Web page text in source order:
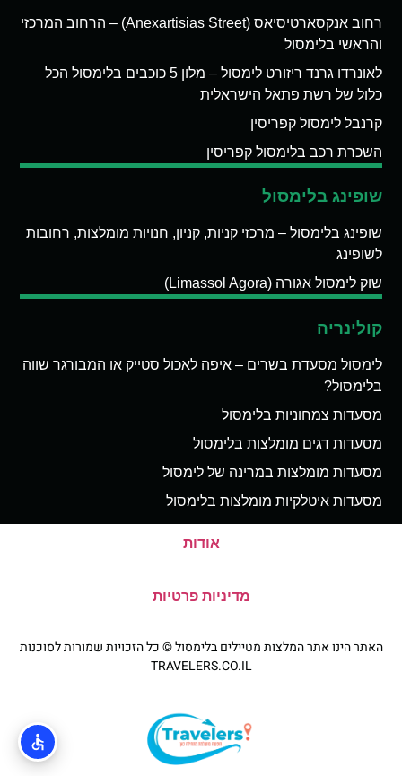
רחוב אנקסארטיסיאס (Anexartisias Street) – הרחוב המרכזי
והראשי בלימסול
לאונרדו גרנד ריזורט לימסול – מלון 5 כוכבים בלימסול הכל
כלול של רשת פתאל הישראלית
קרנבל לימסול קפריסין
השכרת רכב בלימסול קפריסין
שופינג בלימסול
שופינג בלימסול – מרכזי קניות, קניון, חנויות מומלצות, רחובות
לשופינג
שוק לימסול אגורה (Limassol Agora)
קולינריה
לימסול מסעדת בשרים – איפה לאכול סטייק או המבורגר שווה
בלימסול?
מסעדות צמחוניות בלימסול
מסעדות דגים מומלצות בלימסול
מסעדות מומלצות במרינה של לימסול
מסעדות איטלקיות מומלצות בלימסול
אודות
מדיניות פרטיות
האתר הינו אתר המלצות מטיילים בלימסול © כל הזכויות שמורות לסוכנות
TRAVELERS.CO.IL